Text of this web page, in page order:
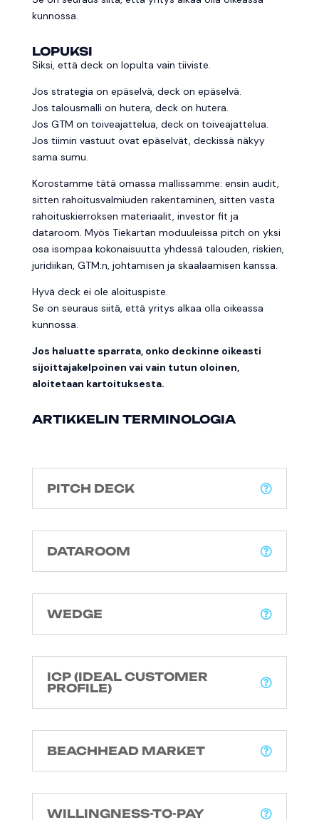
kunnossa.
LOPUKSI
Siksi, että deck on lopulta vain tiiviste.
Jos strategia on epäselvä, deck on epäselvä.
Jos talousmalli on hutera, deck on hutera.
Jos GTM on toiveajattelua, deck on toiveajattelua.
Jos tiimin vastuut ovat epäselvät, deckissä näkyy
sama sumu.
Korostamme tätä omassa mallissamme: ensin audit,
sitten rahoitusvalmiuden rakentaminen, sitten vasta
rahoituskierroksen materiaalit, investor fit ja
dataroom. Myös Tiekartan moduuleissa pitch on yksi
osa isompaa kokonaisuutta yhdessä talouden, riskien,
juridiikan, GTM:n, johtamisen ja skaalaamisen kanssa.
Hyvä deck ei ole aloituspiste.
Se on seuraus siitä, että yritys alkaa olla oikeassa
kunnossa.
Jos haluatte sparrata, onko deckinne oikeasti
sijoittajakelpoinen vai vain tutun oloinen,
aloitetaan kartoituksesta.
ARTIKKELIN TERMINOLOGIA
PITCH DECK
DATAROOM
WEDGE
ICP (IDEAL CUSTOMER
PROFILE)
BEACHHEAD MARKET
WILLINGNESS-TO-PAY